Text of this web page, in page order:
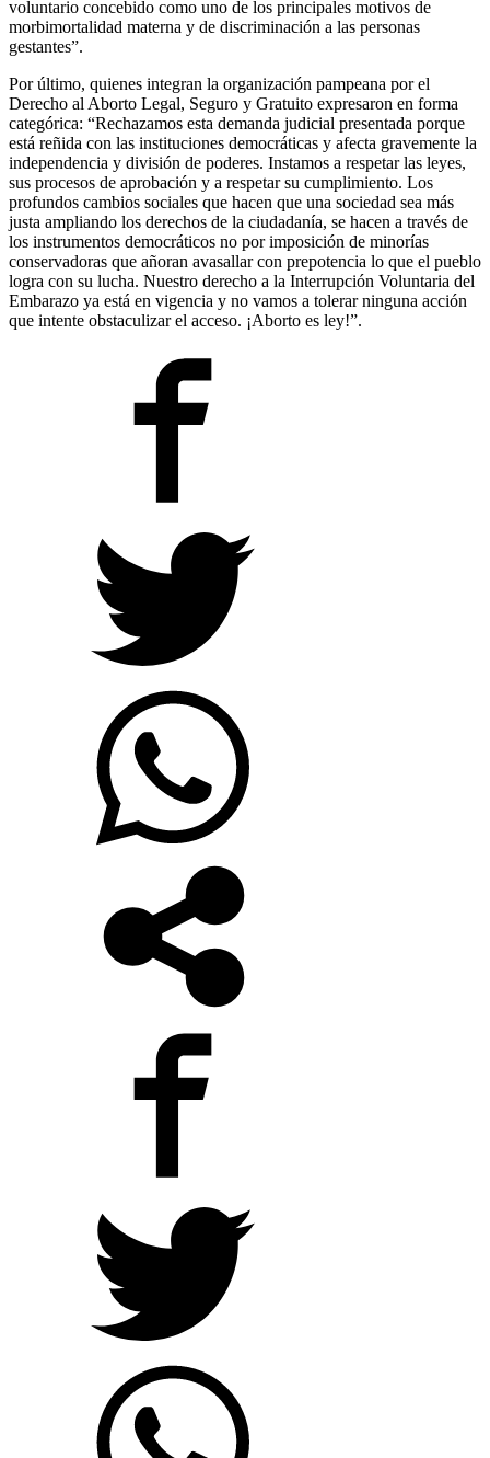
voluntario concebido como uno de los principales motivos de
morbimortalidad materna y de discriminación a las personas
gestantes”.
Por último, quienes integran la organización pampeana por el
Derecho al Aborto Legal, Seguro y Gratuito expresaron en forma
categórica: “Rechazamos esta demanda judicial presentada porque
está reñida con las instituciones democráticas y afecta gravemente la
independencia y división de poderes. Instamos a respetar las leyes,
sus procesos de aprobación y a respetar su cumplimiento. Los
profundos cambios sociales que hacen que una sociedad sea más
justa ampliando los derechos de la ciudadanía, se hacen a través de
los instrumentos democráticos no por imposición de minorías
conservadoras que añoran avasallar con prepotencia lo que el pueblo
logra con su lucha. Nuestro derecho a la Interrupción Voluntaria del
Embarazo ya está en vigencia y no vamos a tolerar ninguna acción
que intente obstaculizar el acceso. ¡Aborto es ley!”.